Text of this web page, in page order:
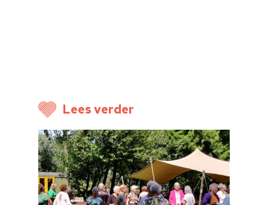
Lees verder
Cultuur op school
Over ons